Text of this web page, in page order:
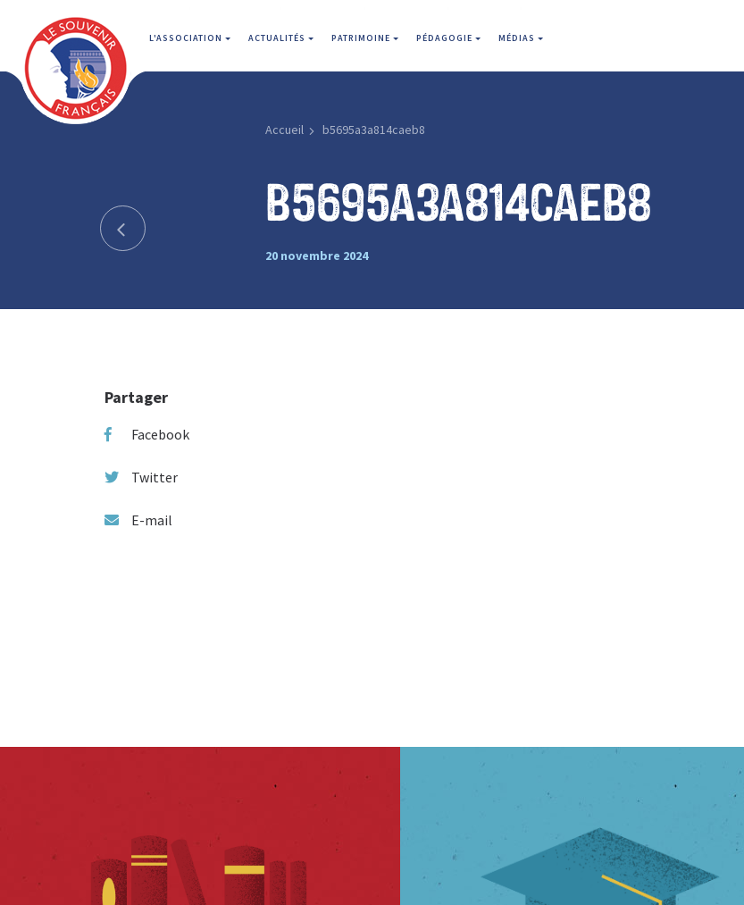
L'ASSOCIATION ACTUALITÉS PATRIMOINE PÉDAGOGIE MÉDIAS
Accueil b5695a3a814caeb8
b5695a3a814caeb8
20 novembre 2024
Partager
Facebook
Twitter
E-mail